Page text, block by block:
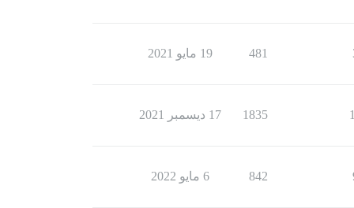
481 19 مايو 2021
1835 17 ديسمبر 2021
842 6 مايو 2022